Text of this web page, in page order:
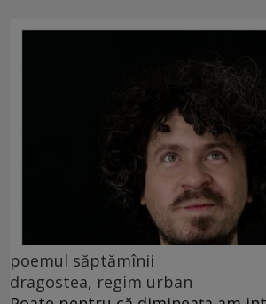
poemul săptămînii
dragostea, regim urban